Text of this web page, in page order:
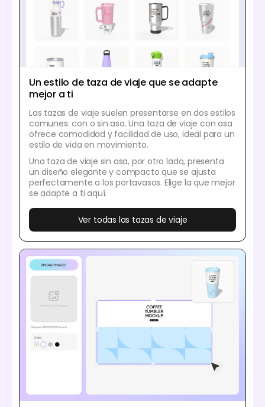
Un estilo de taza de viaje que se adapte
mejor a ti
Las tazas de viaje suelen presentarse en dos estilos
comunes: con o sin asa. Una taza de viaje con asa
ofrece comodidad y facilidad de uso, ideal para un
estilo de vida en movimiento.
Una taza de viaje sin asa, por otro lado, presenta
un diseño elegante y compacto que se ajusta
perfectamente a los portavasos. Elige la que mejor
se adapte a ti aquí.
Ver todas las tazas de viaje